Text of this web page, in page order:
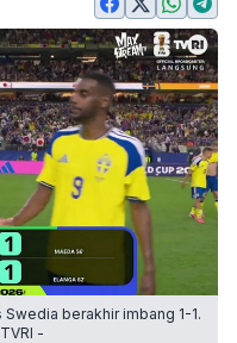
berakhir imbang 1-1.
-